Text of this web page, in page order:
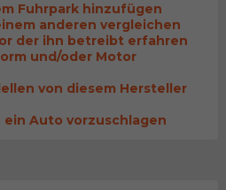
Fuhrpark hinzufügen
anderen vergleichen
der ihn betreibt erfahren
und/oder Motor
von diesem Hersteller
ein Auto vorzuschlagen